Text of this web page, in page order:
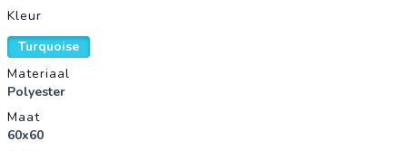
Kleur
Turquoise
Materiaal
Polyester
Maat
60x60